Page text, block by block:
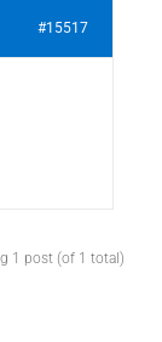
#15517
1 post (of 1 total)